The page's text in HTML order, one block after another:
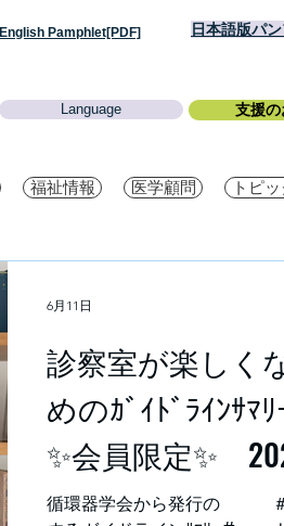
English Pamphlet[PDF] 日本語版パ
Language 支援
福祉情報 医学顧問 トピ
診察室が楽しく
めのｶﾞｲﾄﾞﾗｲﾝｻ
✨会員限定✨
（土）14：00～
循環器学会から発行の ＃
6月11日